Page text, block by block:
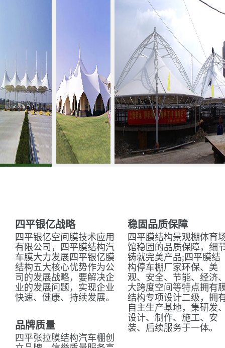
四平银亿战略
四平银亿空间膜技术应用
有限公司，四平膜结构汽
车膜大力发展四平银亿膜
结构五大核心优势作为公
司的发展战略，要解决企
业的发展问题，实现企业
快速、健康、持续发展。
品牌质量
四平张拉膜结构汽车棚创
稳固品质保障
四平膜结构景观棚体育
馆稳固的品质保障，细
铸就完美产品;四平膜结
构停车棚厂家环保、美
观、安全、节能、经济
大跨度空间等特点拥有
结构专项设计二级，拥
自主生产基地，集研发
设计、制作、施工、安
装、后续服务于一体。